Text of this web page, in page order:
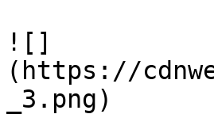
![]
(https://
_3.png)